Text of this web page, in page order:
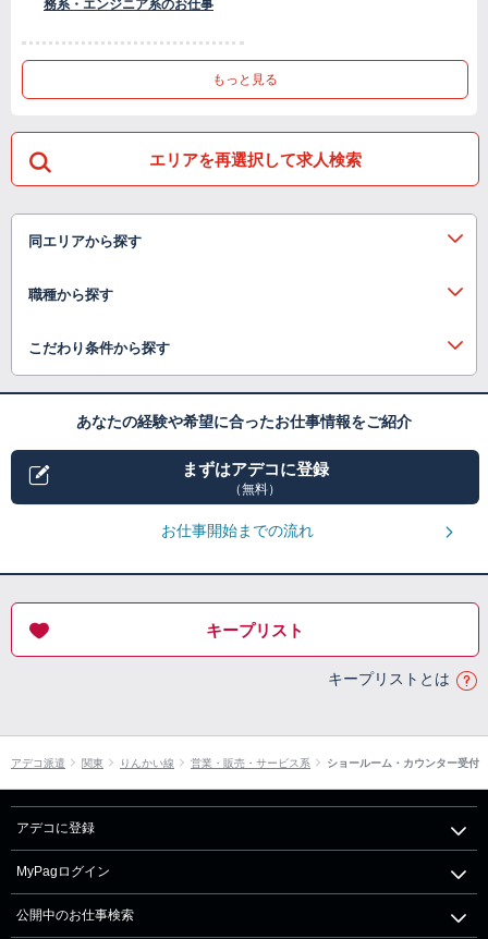
務系・エンジニア系のお仕事
もっと見る
エリアを再選択して求人検索
同エリアから探す
職種から探す
こだわり条件から探す
あなたの経験や希望に合ったお仕事情報をご紹介
まずはアデコに登録
（無料）
お仕事開始までの流れ
キープリスト
キープリストとは
アデコ派遣 関東 りんかい線 営業・販売・サービス系 ショールーム・カウンター受付
アデコに登録
MyPagログイン
公開中のお仕事検索